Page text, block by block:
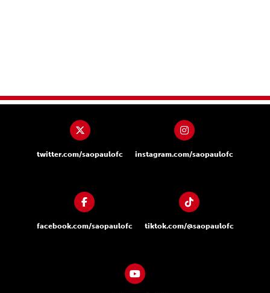
twitter.com/saopaulofc instagram.com/saopaulofc
facebook.com/saopaulofc tiktok.com/@saopaulofc